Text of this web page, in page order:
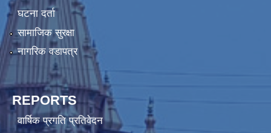
घटना दर्ता
सामाजिक सुरक्षा
नागरिक वडापत्र
REPORTS
वार्षिक प्रगति प्रतिवेदन